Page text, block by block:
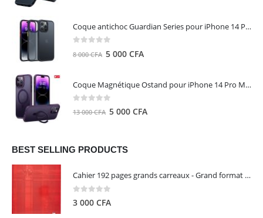
500 CFA.
Coque antichoc Guardian Series pour iPhone 14 Pro Max - TORRAS
8 000CFA Le
était :
000 CFA.
5 000 CFA
000 CFA.
Coque Magnétique Ostand pour iPhone 14 Pro Max - Violet Foncé - TORRAS
13 000CFA Le
était :
000 CFA.
5 000 CFA
000 CFA.
BEST SELLING PRODUCTS
Cahier 192 pages grands carreaux - Grand format - Brochure dos toilé - 24x32 cm - Papier blanc 90 g - Couverture carte pelliculée couleur aléatoire - Clairefontaine
3 000 CFA